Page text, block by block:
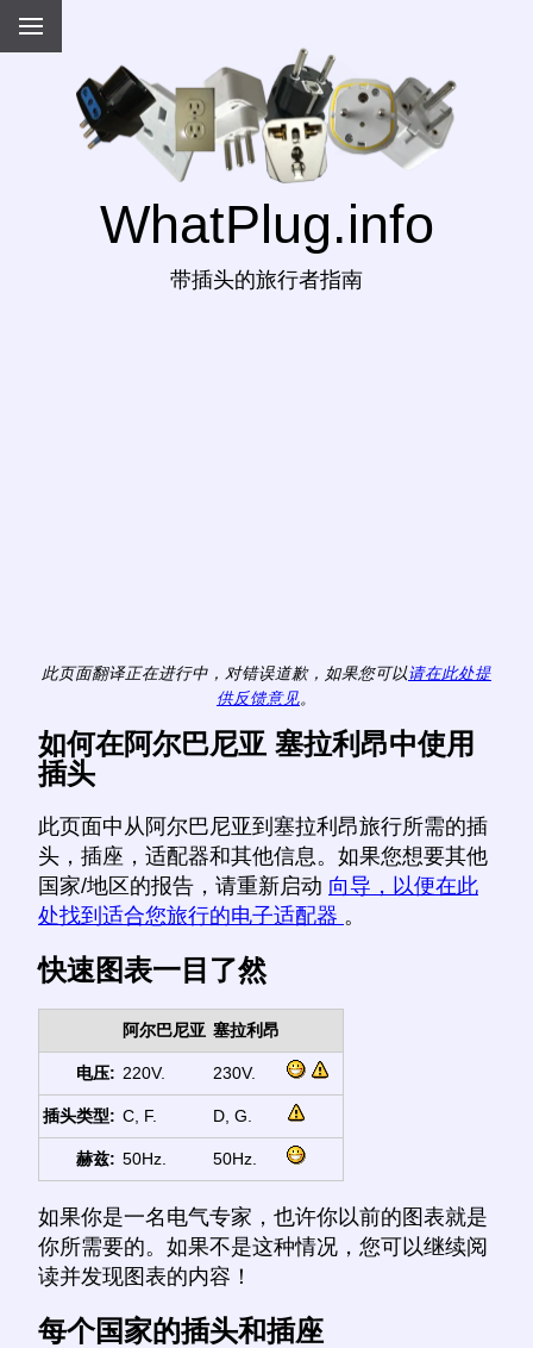
WhatPlug.info
带插头的旅行者指南
此页面翻译正在进行中，对错误道歉，如果您可以请在此处提
供反馈意见。
如何在阿尔巴尼亚 塞拉利昂中使用
插头
此页面中从阿尔巴尼亚到塞拉利昂旅行所需的插
头，插座，适配器和其他信息。如果您想要其他
国家/地区的报告，请重新启动 向导，以便在此
处找到适合您旅行的电子适配器 。
快速图表一目了然
阿尔巴尼亚 塞拉利昂
电压: 220V. 230V.
插头类型: C, F. D, G.
赫兹: 50Hz. 50Hz.
如果你是一名电气专家，也许你以前的图表就是
你所需要的。如果不是这种情况，您可以继续阅
读并发现图表的内容！
每个国家的插头和插座